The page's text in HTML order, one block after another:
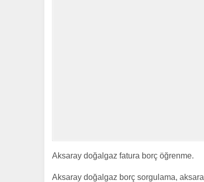
Aksaray doğalgaz fatura borç öğrenme.
Aksaray doğalgaz borç sorgulama,